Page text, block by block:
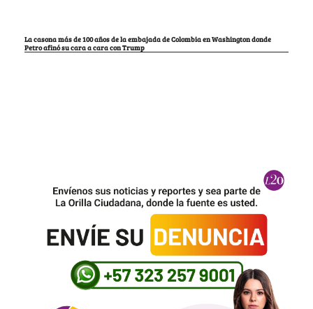
La casona más de 100 años de la embajada de Colombia en Washington donde
Petro afinó su cara a cara con Trump